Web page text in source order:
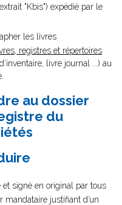
"Kbis") expédié par le
les livres
registres et répertoires
livre journal ...) au
au dossier
du
signé en original par tous
mandataire justifiant d’un